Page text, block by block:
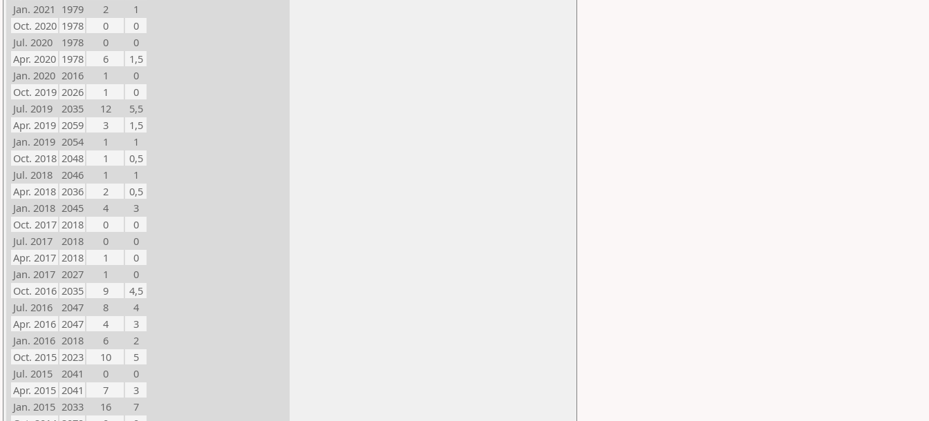
Jan. 2021 1979 2
1
Oct. 2020 1978 0
0
Jul. 2020
1978 0
0
Apr. 2020 1978 6
1,5
Jan. 2020 2016 1
0
Oct. 2019 2026 1
0
Jul. 2019
2035 12
5,5
Apr. 2019 2059 3
1,5
Jan. 2019 2054 1
1
Oct. 2018 2048 1
0,5
Jul. 2018
2046 1
1
Apr. 2018 2036 2
0,5
Jan. 2018 2045 4
3
Oct. 2017 2018 0
0
Jul. 2017
2018 0
0
Apr. 2017 2018 1
0
Jan. 2017 2027 1
0
Oct. 2016 2035 9
4,5
Jul. 2016
2047 8
4
Apr. 2016 2047 4
3
Jan. 2016 2018 6
2
Oct. 2015 2023 10
5
Jul. 2015
2041 0
0
Apr. 2015 2041 7
3
Jan. 2015 2033 16
7